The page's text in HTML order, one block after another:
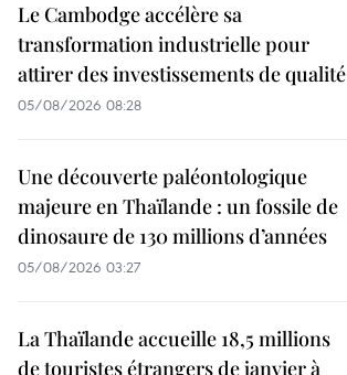
Le Cambodge accélère sa
transformation industrielle pour
attirer des investissements de qualité
05/08/2026 08:28
Une découverte paléontologique
majeure en Thaïlande : un fossile de
dinosaure de 130 millions d’années
05/08/2026 03:27
La Thaïlande accueille 18,5 millions
de touristes étrangers de janvier à